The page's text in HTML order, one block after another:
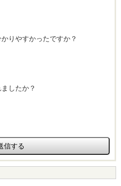
りやすかったですか？
したか？